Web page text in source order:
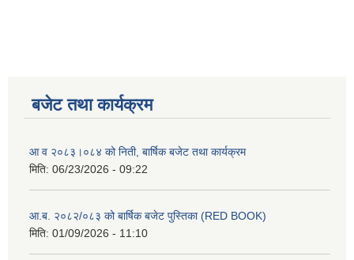
बजेट तथा कार्यक्रम
आ व २०८३।०८४ को निती, बार्षिक बजेट तथा कार्यक्रम
मिति: 06/23/2026 - 09:22
आ.ब. २०८२/०८३ को बार्षिक बजेट पुस्तिका (RED BOOK)
मिति: 01/09/2026 - 11:10